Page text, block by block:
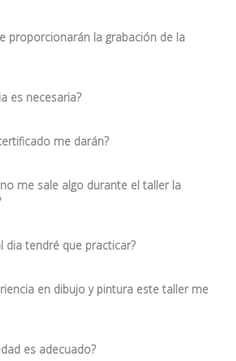
proporcionarán la grabación de la
es necesaria?
me darán?
me sale algo durante el taller la
dia tendré que practicar?
en dibujo y pintura este taller me
es adecuado?